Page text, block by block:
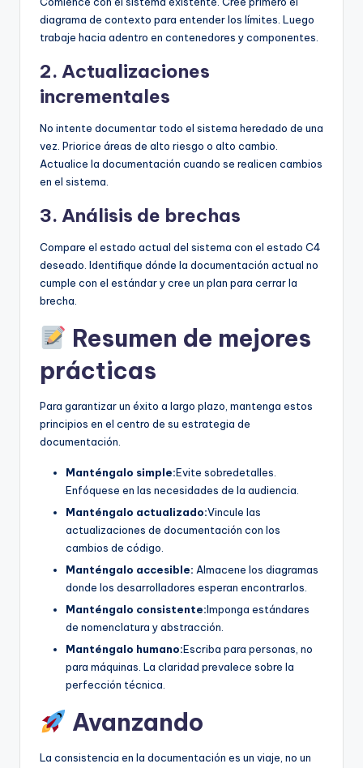
diagrama de contexto para entender los límites. Luego
trabaje hacia adentro en contenedores y componentes.
2. Actualizaciones
incrementales
No intente documentar todo el sistema heredado de una
vez. Priorice áreas de alto riesgo o alto cambio.
Actualice la documentación cuando se realicen cambios
en el sistema.
3. Análisis de brechas
Compare el estado actual del sistema con el estado C4
deseado. Identifique dónde la documentación actual no
cumple con el estándar y cree un plan para cerrar la
brecha.
Resumen de mejores
prácticas
Para garantizar un éxito a largo plazo, mantenga estos
principios en el centro de su estrategia de
documentación.
Manténgalo simple:Evite sobredetalles.
Enfóquese en las necesidades de la audiencia.
Manténgalo actualizado:Vincule las
actualizaciones de documentación con los
cambios de código.
Manténgalo accesible: Almacene los diagramas
donde los desarrolladores esperan encontrarlos.
Manténgalo consistente:Imponga estándares
de nomenclatura y abstracción.
Manténgalo humano:Escriba para personas, no
para máquinas. La claridad prevalece sobre la
perfección técnica.
Avanzando
La consistencia en la documentación es un viaje, no un